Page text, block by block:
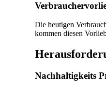
Die heutigen
kommen diesen
Nachhaltigkeits